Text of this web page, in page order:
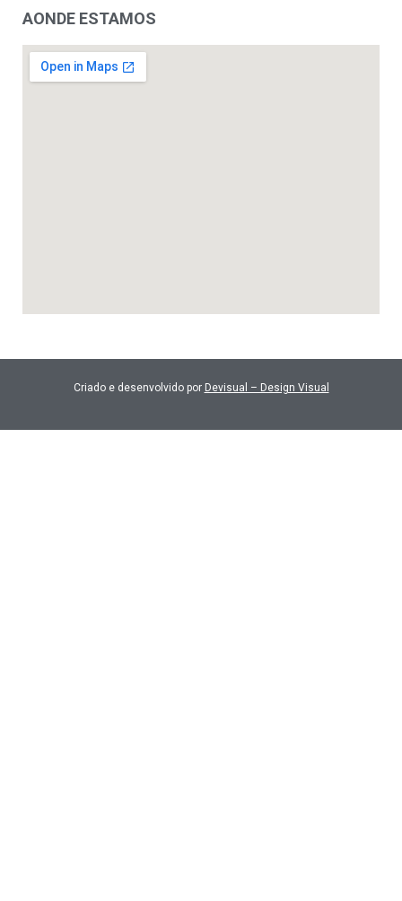
AONDE ESTAMOS
Criado e desenvolvido por Devisual – Design Visual